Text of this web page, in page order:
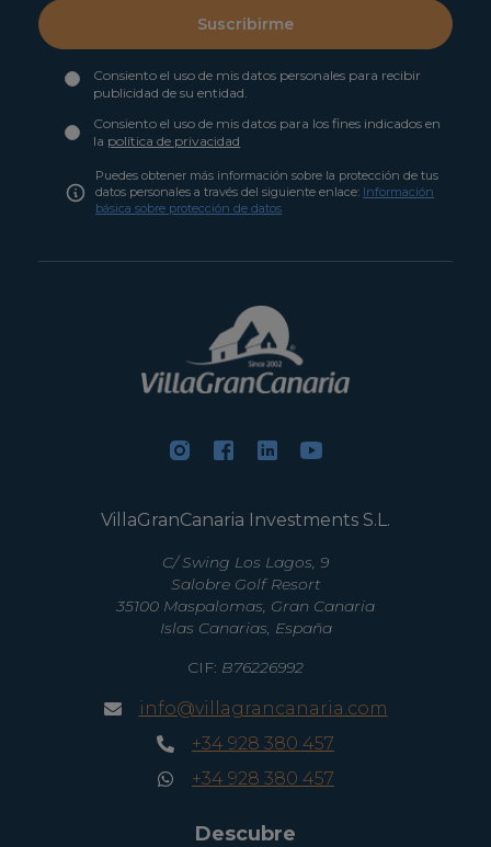
Suscribirme
Consiento el uso de mis datos personales para recibir
publicidad de su entidad.
Consiento el uso de mis datos para los fines indicados en
la política de privacidad
Puedes obtener más información sobre la protección de tus
datos personales a través del siguiente enlace: Información
básica sobre protección de datos
VillaGranCanaria Investments S.L.
C/ Swing Los Lagos, 9
Salobre Golf Resort
35100 Maspalomas, Gran Canaria
Islas Canarias, España
CIF: B76226992
info@villagrancanaria.com
+34 928 380 457
+34 928 380 457
Descubre